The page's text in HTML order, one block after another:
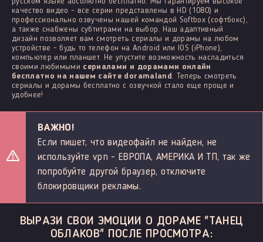
качество видео - все серии представлены в HD (1080) и
профессионально озвучены нашей командой Softbox (софтбокс),
а также снабжены субтитрами на выбор. Наш адаптивный
дизайн позволяет вам смотреть сериалы и дорамы на любом
устройстве - будь то телефон на Android или IOS (iPhone),
компьютер или планшет. Не упустите возможность насладиться
своими любимыми сериалами и дорамами онлайн
бесплатно на нашем сайте doramaland . Теперь смотреть
сериалы и дорамы бесплатно с озвучкой стало еще проще и
удобнее!
ВАЖНО!
Если пишет, что видеофайл не найден, не
используйте vpn - ЕВРОПА, АМЕРИКА И ТП, так же
попробуйте другой браузер, отключите
блокировщики рекламы.
ВЫРАЗИ СВОИ ЭМОЦИИ О ДОРАМЕ "ТАНЕЦ
ОБЛАКОВ" ПОСЛЕ ПРОСМОТРА: